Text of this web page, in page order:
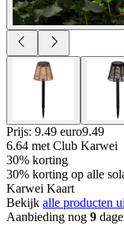
Prijs: 9.49 euro9.49
6.64 met Club Karwei
30% korting
30% korting op alle
Karwei Kaart
Bekijk alle producten
Aanbieding nog 9